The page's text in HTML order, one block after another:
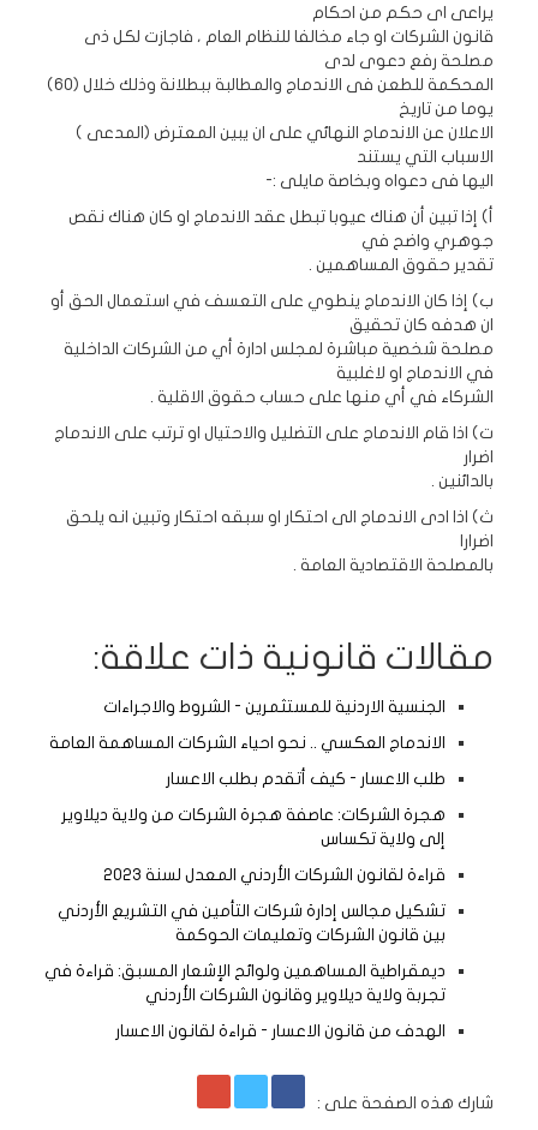
يراعى اى حكم من احكام
قانون الشركات او جاء مخالفا للنظام العام ، فاجازت لكل ذى
مصلحة رفع دعوى لدى
المحكمة للطعن فى الاندماج والمطالبة ببطلانة وذلك خلال (60)
يوما من تاريخ
الاعلان عن الاندماج النهائي على ان يبين المعترض (المدعى )
الاسباب التي يستند
اليها فى دعواه وبخاصة مايلى :-
أ‌) إذا تبين أن هناك عيوبا تبطل عقد الاندماج او كان هناك نقص
جوهري واضح في
تقدير حقوق المساهمين .
ب‌) إذا كان الاندماج ينطوي على التعسف في استعمال الحق أو
ان هدفه كان تحقيق
مصلحة شخصية مباشرة لمجلس ادارة أي من الشركات الداخلية
في الاندماج او لاغلبية
الشركاء في أي منها على حساب حقوق الاقلية .
ت‌) اذا قام الاندماج على التضليل والاحتيال او ترتب على الاندماج
اضرار
بالدائنين .
ث‌) اذا ادى الاندماج الى احتكار او سبقه احتكار وتبين انه يلحق
اضرارا
بالمصلحة الاقتصادية العامة .
مقالات قانونية ذات علاقة:
الجنسية الاردنية للمستثمرين - الشروط والاجراءات
الاندماج العكسي .. نحو احياء الشركات المساهمة العامة
طلب الاعسار - كيف أتقدم بطلب الاعسار
هجرة الشركات: عاصفة هجرة الشركات من ولاية ديلاوير
إلى ولاية تكساس
قراءة لقانون الشركات الأردني المعدل لسنة 2023
تشكيل مجالس إدارة شركات التأمين في التشريع الأردني
بين قانون الشركات وتعليمات الحوكمة
ديمقراطية المساهمين ولوائح الإشعار المسبق: قراءة في
تجربة ولاية ديلاوير وقانون الشركات الأردني
الهدف من قانون الاعسار - قراءة لقانون الاعسار
شارك هذه الصفحة على :